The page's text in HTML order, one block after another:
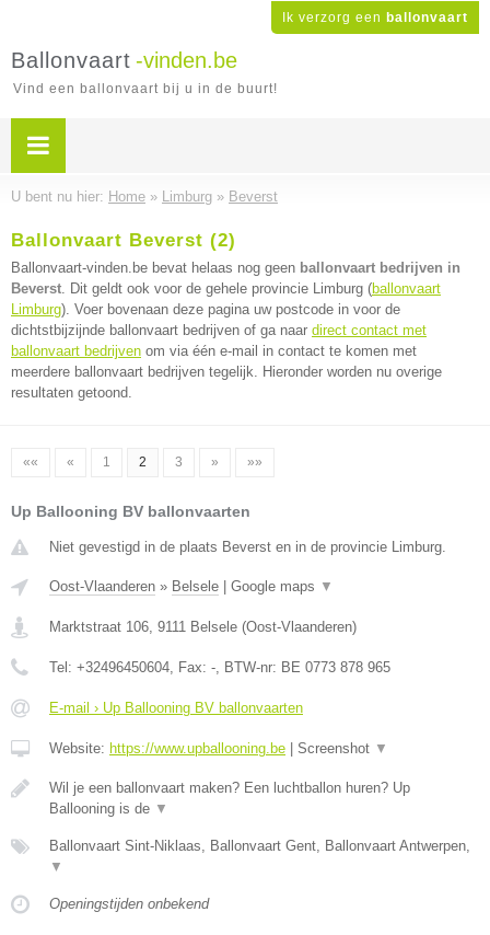
Ik verzorg een ballonvaart
Ballonvaart -vinden.be
Vind een ballonvaart bij u in de buurt!
U bent nu hier: Home » Limburg » Beverst
Ballonvaart Beverst (2)
Ballonvaart-vinden.be bevat helaas nog geen ballonvaart bedrijven in
Beverst. Dit geldt ook voor de gehele provincie Limburg (ballonvaart
Limburg). Voer bovenaan deze pagina uw postcode in voor de
dichtstbijzijnde ballonvaart bedrijven of ga naar direct contact met
ballonvaart bedrijven om via één e-mail in contact te komen met
meerdere ballonvaart bedrijven tegelijk. Hieronder worden nu overige
resultaten getoond.
«« « 1 2 3 » »»
Up Ballooning BV ballonvaarten
Niet gevestigd in de plaats Beverst en in de provincie Limburg.
Oost-Vlaanderen » Belsele Google maps ▼
Marktstraat 106, 9111 Belsele (Oost-Vlaanderen)
Tel: +32496450604, Fax: -, BTW-nr: BE 0773 878 965
E-mail › Up Ballooning BV ballonvaarten
Website: https://www.upballooning.be Screenshot ▼
Wil je een ballonvaart maken? Een luchtballon huren? Up
Ballooning is de ▼
Ballonvaart Sint-Niklaas, Ballonvaart Gent, Ballonvaart Antwerpen,
▼
Openingstijden onbekend